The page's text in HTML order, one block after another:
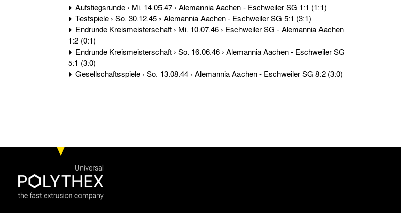
Aufstiegsrunde › Mi. 14.05.47 › Alemannia Aachen - Eschweiler SG 1:1 (1:1)
Testspiele › So. 30.12.45 › Alemannia Aachen - Eschweiler SG 5:1 (3:1)
1:2 (0:1)
5:1 (3:0)
Gesellschaftsspiele › So. 13.08.44 › Alemannia Aachen - Eschweiler SG 8:2 (3:0)